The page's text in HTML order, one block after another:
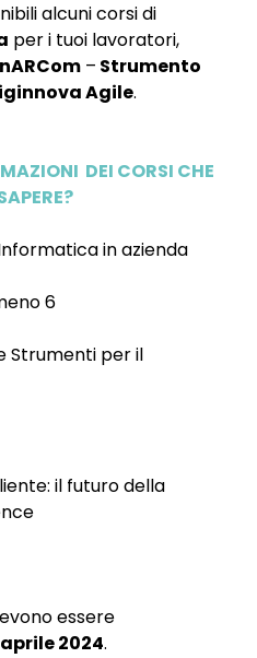
alcuni corsi di
per i tuoi lavoratori,
– Strumento
Agile.
DEI CORSI CHE
in azienda
6
Strumenti per il
il futuro della
essere
2024.